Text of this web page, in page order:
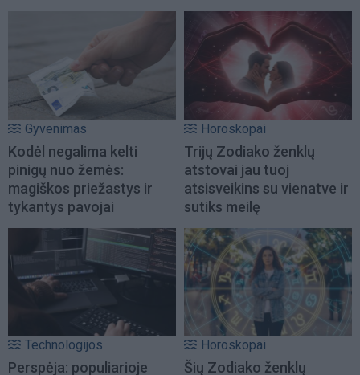
Gyvenimas
Kodėl negalima kelti
pinigų nuo žemės:
magiškos priežastys ir
tykantys pavojai
Horoskopai
Trijų Zodiako ženklų
atstovai jau tuoj
atsisveikins su vienatve ir
sutiks meilę
Technologijos
Perspėja: populiarioje
Horoskopai
Šių Zodiako ženklų